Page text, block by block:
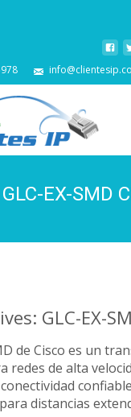
GLC-EX-SMD
GLC-EX-
de Cisco es un
redes de alta
distancias